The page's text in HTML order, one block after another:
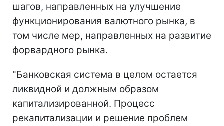
шагов, направленных на улучшение
функционирования валютного рынка, в
том числе мер, направленных на развитие
форвардного рынка.
"Банковская система в целом остается
ликвидной и должным образом
капитализированной. Процесс
рекапитализации и решение проблем